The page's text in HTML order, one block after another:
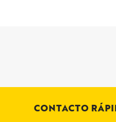
CONTACTO